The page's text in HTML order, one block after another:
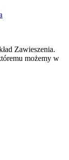
Zawieszenia.
możemy w